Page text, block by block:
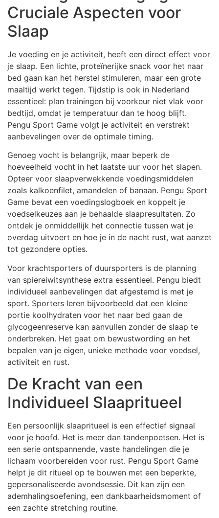
Cruciale Aspecten voor
Slaap
Je voeding en je activiteit, heeft een direct effect voor
je slaap. Een lichte, proteïnerijke snack voor het naar
bed gaan kan het herstel stimuleren, maar een grote
maaltijd werkt tegen. Tijdstip is ook in Nederland
essentieel: plan trainingen bij voorkeur niet vlak voor
bedtijd, omdat je temperatuur dan te hoog blijft.
Pengu Sport Game volgt je activiteit en verstrekt
aanbevelingen over de optimale timing.
Genoeg vocht is belangrijk, maar beperk de
hoeveelheid vocht in het laatste uur voor het slapen.
Opteer voor slaapverwekkende voedingsmiddelen
zoals kalkoenfilet, amandelen of banaan. Pengu Sport
Game bevat een voedingslogboek en koppelt je
voedselkeuzes aan je behaalde slaapresultaten. Zo
ontdek je onmiddellijk het connectie tussen wat je
overdag uitvoert en hoe je in de nacht rust, wat aanzet
tot gezondere opties.
Voor krachtsporters of duursporters is de planning
van spiereiwitsynthese extra essentieel. Pengu biedt
individueel aanbevelingen dat afgestemd is met je
sport. Sporters leren bijvoorbeeld dat een kleine
portie koolhydraten voor het naar bed gaan de
glycogeenreserve kan aanvullen zonder de slaap te
onderbreken. Het gaat om bewustwording en het
bepalen van je eigen, unieke methode voor voedsel,
activiteit en rust.
De Kracht van een
Individueel Slaapritueel
Een persoonlijk slaapritueel is een effectief signaal
voor je hoofd. Het is meer dan tandenpoetsen. Het is
een serie ontspannende, vaste handelingen die je
lichaam voorbereiden voor rust. Pengu Sport Game
helpt je dit ritueel op te bouwen met een beperkte,
gepersonaliseerde avondsessie. Dit kan zijn een
ademhalingsoefening, een dankbaarheidsmoment of
een zachte stretching routine.